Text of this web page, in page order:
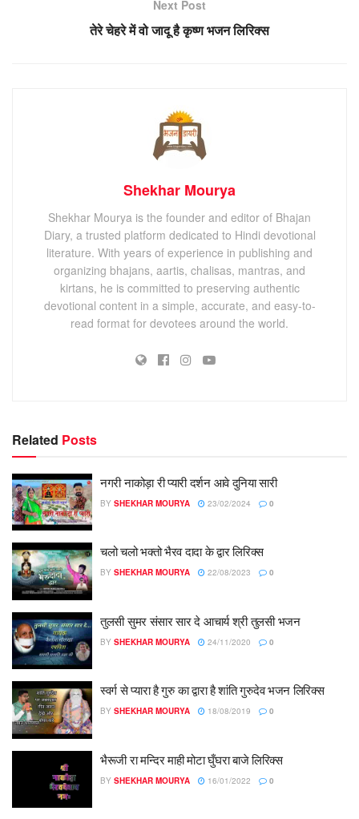
Next Post
तेरे चेहरे में वो जादू है कृष्ण भजन लिरिक्स
Shekhar Mourya
Shekhar Mourya is the founder and editor of Bhajan
Diary, a trusted platform dedicated to Hindi devotional
literature. With years of experience in publishing and
organizing bhajans, aartis, chalisas, mantras, and
kirtans, he is committed to preserving authentic
devotional content in a simple, accurate, and easy-to-
read format for devotees around the world.
Related Posts
नगरी नाकोड़ा री प्यारी दर्शन आवे दुनिया सारी
BY SHEKHAR MOURYA 23/02/2024 0
चलो चलो भक्तो भैरव दादा के द्वार लिरिक्स
BY SHEKHAR MOURYA 22/08/2023 0
तुलसी सुमर संसार सार दे आचार्य श्री तुलसी भजन
BY SHEKHAR MOURYA 24/11/2020 0
स्वर्ग से प्यारा है गुरु का द्वारा है शांति गुरुदेव भजन लिरिक्स
BY SHEKHAR MOURYA 18/08/2019 0
भैरूजी रा मन्दिर माही मोटा घुँघरा बाजे लिरिक्स
BY SHEKHAR MOURYA 16/01/2022 0